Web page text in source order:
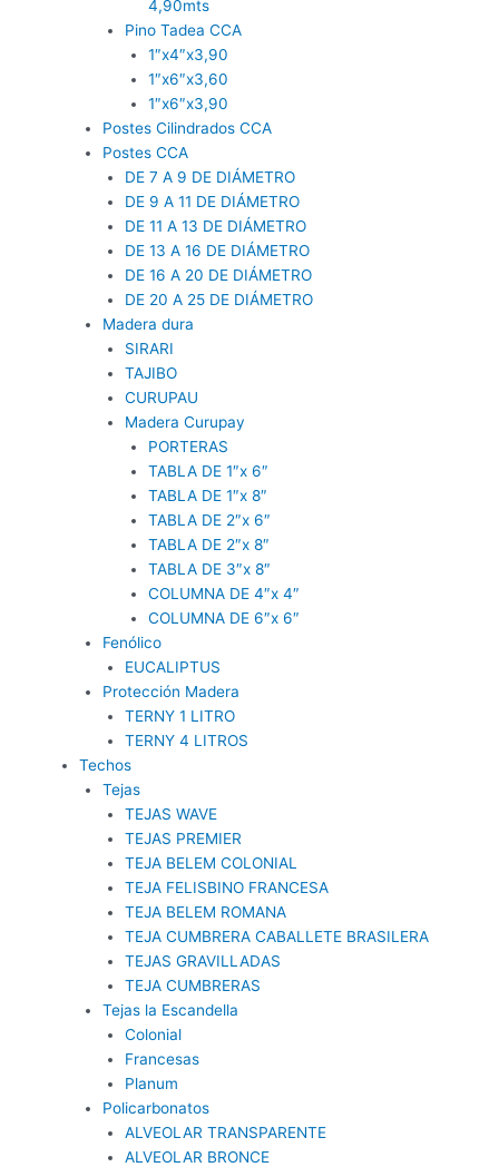
4,90mts
Pino Tadea CCA
1″x4″x3,90
1″x6″x3,60
1″x6″x3,90
Postes Cilindrados CCA
Postes CCA
DE 7 A 9 DE DIÁMETRO
DE 9 A 11 DE DIÁMETRO
DE 11 A 13 DE DIÁMETRO
DE 13 A 16 DE DIÁMETRO
DE 16 A 20 DE DIÁMETRO
DE 20 A 25 DE DIÁMETRO
Madera dura
SIRARI
TAJIBO
CURUPAU
Madera Curupay
PORTERAS
TABLA DE 1″x 6″
TABLA DE 1″x 8″
TABLA DE 2″x 6″
TABLA DE 2″x 8″
TABLA DE 3″x 8″
COLUMNA DE 4″x 4″
COLUMNA DE 6″x 6″
Fenólico
EUCALIPTUS
Protección Madera
TERNY 1 LITRO
TERNY 4 LITROS
Techos
Tejas
TEJAS WAVE
TEJAS PREMIER
TEJA BELEM COLONIAL
TEJA FELISBINO FRANCESA
TEJA BELEM ROMANA
TEJA CUMBRERA CABALLETE BRASILERA
TEJAS GRAVILLADAS
TEJA CUMBRERAS
Tejas la Escandella
Colonial
Francesas
Planum
Policarbonatos
ALVEOLAR TRANSPARENTE
ALVEOLAR BRONCE